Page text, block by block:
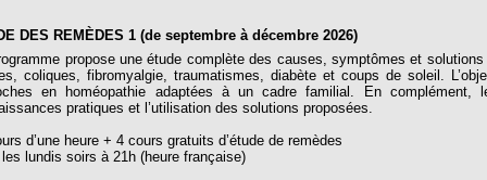
DES REMÈDES 1 (de septembre à décembre 2026)
propose une étude complète des causes, symptômes et
coliques, fibromyalgie, traumatismes, diabète et coups de soleil.
en homéopathie adaptées à un cadre familial. En complément,
pratiques et l’utilisation des solutions proposées.
d’une heure + 4 cours gratuits d’étude de remèdes
lundis soirs à 21h (heure française)